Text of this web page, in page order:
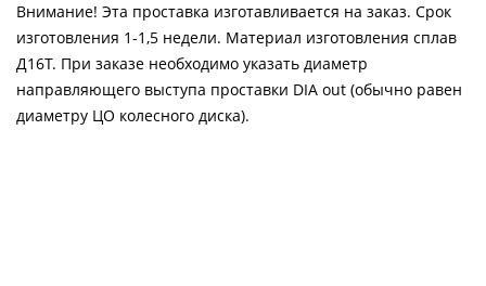
Внимание! Эта проставка изготавливается на заказ. Срок
изготовления 1-1,5 недели. Материал изготовления сплав
Д16Т. При заказе необходимо указать диаметр
направляющего выступа проставки DIA out (обычно равен
диаметру ЦО колесного диска).